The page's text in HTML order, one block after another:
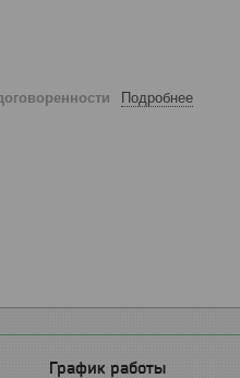
Подробнее
График работы